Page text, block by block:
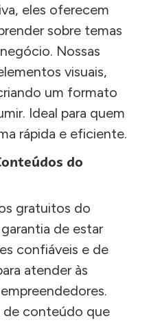
eles oferecem
sobre temas
Nossas
visuais,
um formato
Ideal para quem
rápida e eficiente.
do
gratuitos do
de estar
confiáveis e de
atender às
conteúdo que